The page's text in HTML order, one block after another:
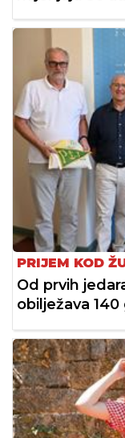
PRIJEM KOD
Od prvih
obilježava